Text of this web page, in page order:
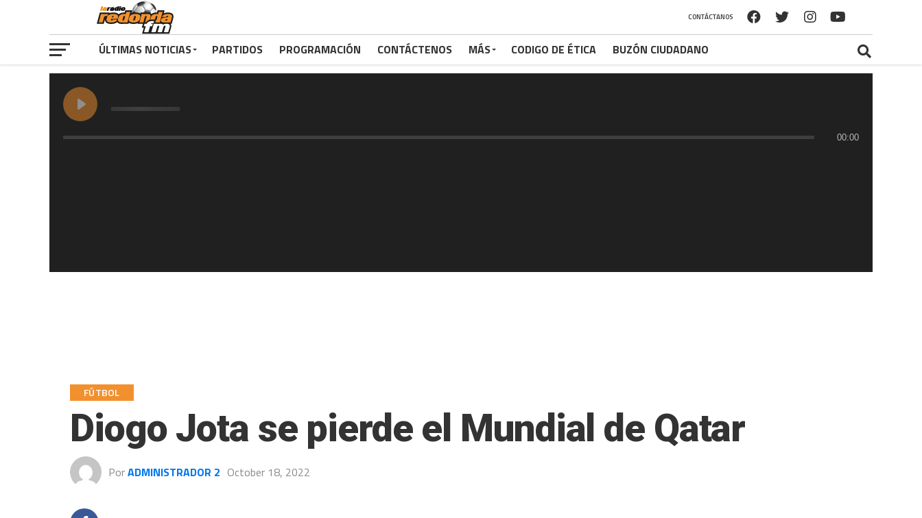
00:00
CONTÁCTANOS
ÚLTIMAS NOTICIAS PARTIDOS PROGRAMACIÓN CONTÁCTENOS MÁS CODIGO DE ÉTICA BUZÓN CIUDADANO
FÚTBOL
Diogo Jota se pierde el Mundial de Qatar
PorADMINISTRADOR 2 October 18, 2022